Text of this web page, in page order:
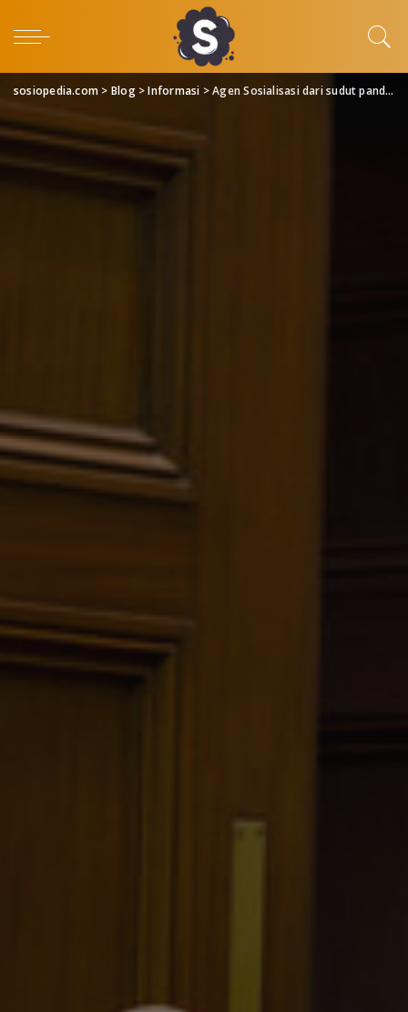
sosiopedia.com > Blog>Informasi >Agen Sosialisasi dari sudut pandang Sosiologi